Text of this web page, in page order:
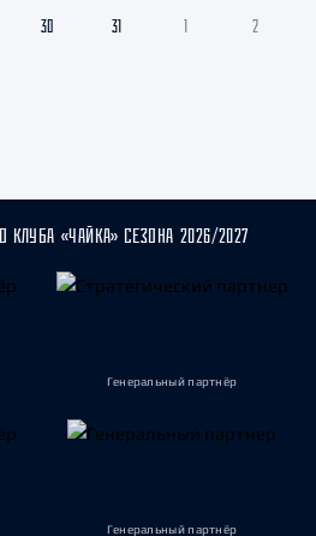
30 31 1 2
КЛУБА «ЧАЙКА» СЕЗОНА 2026/2027
Генеральный партнёр
Генеральный партнёр